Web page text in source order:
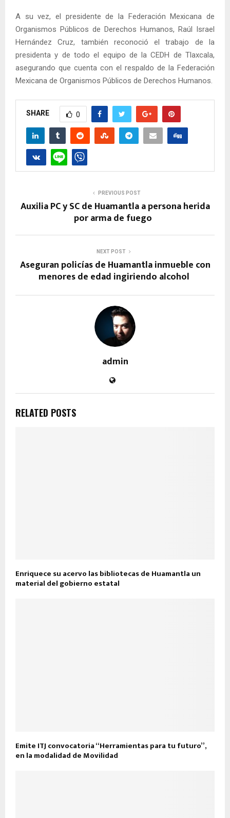
A su vez, el presidente de la Federación Mexicana de
Organismos Públicos de Derechos Humanos, Raúl Israel
Hernández Cruz, también reconoció el trabajo de la
presidenta y de todo el equipo de la CEDH de Tlaxcala,
asegurando que cuenta con el respaldo de la Federación
Mexicana de Organismos Públicos de Derechos Humanos.
SHARE 0
PREVIOUS POST
Auxilia PC y SC de Huamantla a persona herida
por arma de fuego
NEXT POST
Aseguran policías de Huamantla inmueble con
menores de edad ingiriendo alcohol
admin
RELATED POSTS
Enriquece su acervo las bibliotecas de Huamantla un
material del gobierno estatal
Emite ITJ convocatoria “Herramientas para tu futuro”,
en la modalidad de Movilidad